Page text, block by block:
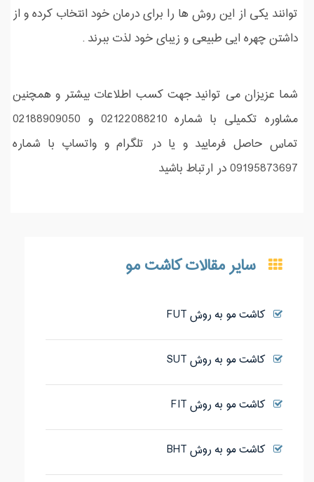
توانند یکی از این روش ها را برای درمان خود انتخاب کرده و از
داشتن چهره ایی طبیعی و زیبای خود لذت ببرند .
شما عزیزان می توانید جهت کسب اطلاعات بیشتر و همچنین
مشاوره تکمیلی با شماره 02122088210 و 02188909050
تماس حاصل فرمایید و یا در تلگرام و واتساپ با شماره
09195873697 در ارتباط باشید
سایر مقالات کاشت مو
کاشت مو به روش FUT
کاشت مو به روش SUT
کاشت مو به روش FIT
کاشت مو به روش BHT